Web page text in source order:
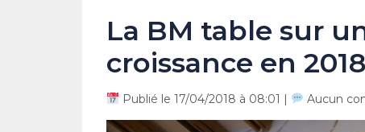
La BM table sur
croissance en 2018
Publié le 17/04/2018 à 08:01 | Aucun